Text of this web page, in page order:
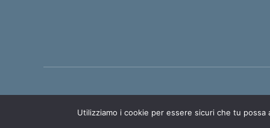
Utilizziamo i cookie per essere sicuri che tu